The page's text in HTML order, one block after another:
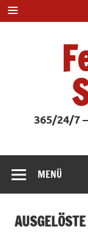
Zum
Inhalt
springen
365/24/7
MENÜ